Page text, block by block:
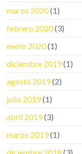
marzo 2020(1)
febrero 2020(3)
enero 2020(1)
diciembre 2019(1)
agosto 2019(2)
julio 2019(1)
abril 2019(3)
marzo 2019(1)